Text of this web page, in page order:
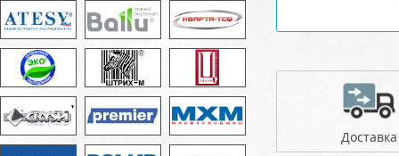
Доставка